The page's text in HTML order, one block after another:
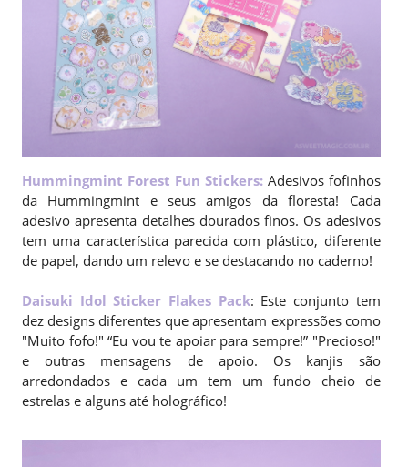
Hummingmint Forest Fun Stickers:Adesivos fofinhos
da Hummingmint e seus amigos da floresta! Cada
adesivo apresenta detalhes dourados finos. Os adesivos
tem uma característica parecida com plástico, diferente
de papel, dando um relevo e se destacando no caderno!
Daisuki Idol Sticker Flakes Pack: Este conjunto tem
dez designs diferentes que apresentam expressões como
"Muito fofo!" “Eu vou te apoiar para sempre!” "Precioso!"
e outras mensagens de apoio. Os kanjis são
arredondados e cada um tem um fundo cheio de
estrelas e alguns até holográfico!